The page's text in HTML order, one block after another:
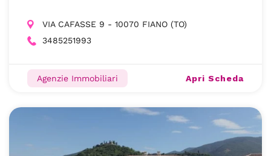
VIA CAFASSE 9 - 10070 FIANO (TO)
3485251993
Agenzie Immobiliari Apri Scheda